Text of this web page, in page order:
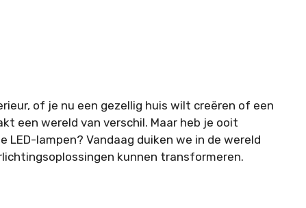
of je nu een gezellig huis wilt creëren of een
een wereld van verschil. Maar heb je ooit
lampen? Vandaag duiken we in de wereld
kunnen transformeren.